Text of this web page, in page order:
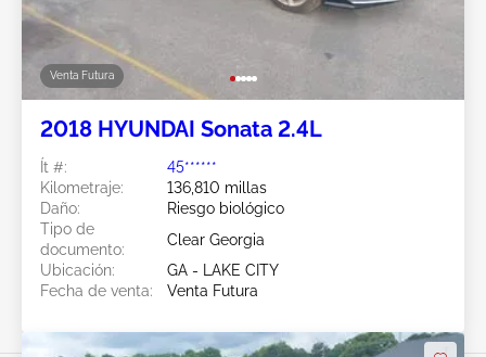
Venta Futura
2018 HYUNDAI Sonata 2.4L
Ít #:
45******
Kilometraje:
136,810 millas
Daño:
Riesgo biológico
Tipo de
documento:
Clear Georgia
Ubicación:
GA - LAKE CITY
Fecha de venta:
Venta Futura